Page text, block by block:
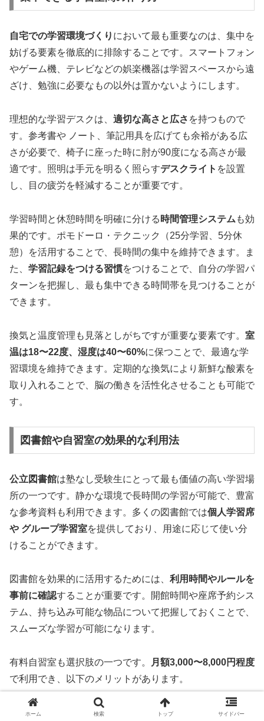
自宅での学習環境づくり において最も重要なのは、集中を
妨げる要素を徹底的に排除することです。スマートフォン
やゲーム機、テレビなどの娯楽機器は学習スペースから遠
ざけ、勉強に必要なもの以外は置かないようにします。
理想的な学習デスクは、 適切な高さと広さ を持つもので
す。参考書や ノート、筆記用具を広げても余裕がある広
さが必要で、椅子に座った時に肘が90度になる高さが最
適です。照明は手元を明るく照らすデスクライト を設置
し、目の疲労を軽減することが重要です。
学習時間と休憩時間を明確に分ける 時間管理システム も効
果的です。ポモドーロ・テクニック（25分学習、5分休
憩）を活用することで、長時間の集中を維持できます。ま
た、 学習記録をつける習慣をつけることで、自分の学習パ
ターンを把握し、最も集中できる時間帯を見つけることが
できます。
換気と温度管理も見落としがちですが重要な要素です。 室
温は18〜22度、湿度は40〜60%に保つことで、最適な学
習環境を維持できます。定期的な換気により新鮮な酸素を
取り入れることで、脳の働きを活性化させることも可能で
す。
図書館や自習室の効果的な利用法
公立図書館は塾なし受験生にとって最も価値の高い学習場
所の一つです。静かな環境で長時間の学習が可能で、豊富
な参考資料も利用できます。多くの図書館では個人学習席
や グループ学習室を提供しており、用途に応じて使い分
けることができます。
図書館を効果的に活用するためには、 利用時間やルールを
事前に確認することが重要です。開館時間や座席予約シス
テム、持ち込み可能な物品について把握しておくことで、
スムーズな学習が可能になります。
有料自習室も選択肢の一つです。
月額3,000〜8,000円程度
で利用でき、以下のメリットがあります。
24時間利用可能な施設が多い
ホーム 検索 トップ サイドバー